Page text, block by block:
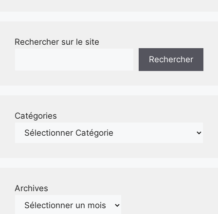
Rechercher sur le site
Rechercher
Catégories
Archives